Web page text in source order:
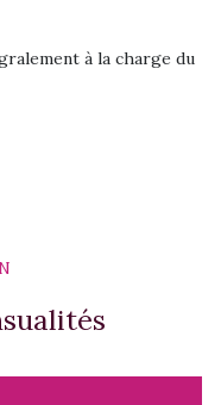
à la charge du